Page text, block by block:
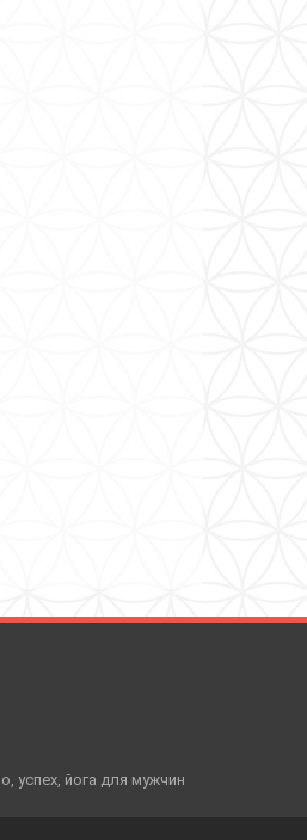
успех, йога для мужчин